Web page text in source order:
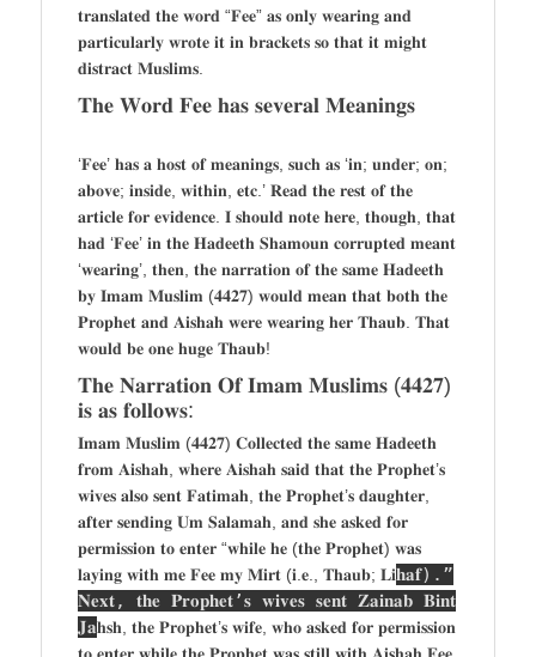
𝐭𝐫𝐚𝐧𝐬𝐥𝐚𝐭𝐞𝐝 𝐭𝐡𝐞 𝐰𝐨𝐫𝐝 “𝐅𝐞𝐞” 𝐚𝐬 𝐨𝐧𝐥𝐲 𝐰𝐞𝐚𝐫𝐢𝐧𝐠 𝐚𝐧𝐝
𝐩𝐚𝐫𝐭𝐢𝐜𝐮𝐥𝐚𝐫𝐥𝐲 𝐰𝐫𝐨𝐭𝐞 𝐢𝐭 𝐢𝐧 𝐛𝐫𝐚𝐜𝐤𝐞𝐭𝐬 𝐬𝐨 𝐭𝐡𝐚𝐭 𝐢𝐭 𝐦𝐢𝐠𝐡𝐭
𝐝𝐢𝐬𝐭𝐫𝐚𝐜𝐭 𝐌𝐮𝐬𝐥𝐢𝐦𝐬.
𝐓𝐡𝐞 𝐖𝐨𝐫𝐝 𝐅𝐞𝐞 𝐡𝐚𝐬 𝐬𝐞𝐯𝐞𝐫𝐚𝐥 𝐌𝐞𝐚𝐧𝐢𝐧𝐠𝐬
‘𝐅𝐞𝐞’ 𝐡𝐚𝐬 𝐚 𝐡𝐨𝐬𝐭 𝐨𝐟 𝐦𝐞𝐚𝐧𝐢𝐧𝐠𝐬, 𝐬𝐮𝐜𝐡 𝐚𝐬 ‘𝐢𝐧; 𝐮𝐧𝐝𝐞𝐫; 𝐨𝐧;
𝐚𝐛𝐨𝐯𝐞; 𝐢𝐧𝐬𝐢𝐝𝐞, 𝐰𝐢𝐭𝐡𝐢𝐧, 𝐞𝐭𝐜.’ 𝐑𝐞𝐚𝐝 𝐭𝐡𝐞 𝐫𝐞𝐬𝐭 𝐨𝐟 𝐭𝐡𝐞
𝐚𝐫𝐭𝐢𝐜𝐥𝐞 𝐟𝐨𝐫 𝐞𝐯𝐢𝐝𝐞𝐧𝐜𝐞. 𝐈 𝐬𝐡𝐨𝐮𝐥𝐝 𝐧𝐨𝐭𝐞 𝐡𝐞𝐫𝐞, 𝐭𝐡𝐨𝐮𝐠𝐡, 𝐭𝐡𝐚𝐭
𝐡𝐚𝐝 ‘𝐅𝐞𝐞’ 𝐢𝐧 𝐭𝐡𝐞 𝐇𝐚𝐝𝐞𝐞𝐭𝐡 𝐒𝐡𝐚𝐦𝐨𝐮𝐧 𝐜𝐨𝐫𝐫𝐮𝐩𝐭𝐞𝐝 𝐦𝐞𝐚𝐧𝐭
‘𝐰𝐞𝐚𝐫𝐢𝐧𝐠’, 𝐭𝐡𝐞𝐧, 𝐭𝐡𝐞 𝐧𝐚𝐫𝐫𝐚𝐭𝐢𝐨𝐧 𝐨𝐟 𝐭𝐡𝐞 𝐬𝐚𝐦𝐞 𝐇𝐚𝐝𝐞𝐞𝐭𝐡
𝐛𝐲 𝐈𝐦𝐚𝐦 𝐌𝐮𝐬𝐥𝐢𝐦 (𝟒𝟒𝟐𝟕) 𝐰𝐨𝐮𝐥𝐝 𝐦𝐞𝐚𝐧 𝐭𝐡𝐚𝐭 𝐛𝐨𝐭𝐡 𝐭𝐡𝐞
𝐏𝐫𝐨𝐩𝐡𝐞𝐭 𝐚𝐧𝐝 𝐀𝐢𝐬𝐡𝐚𝐡 𝐰𝐞𝐫𝐞 𝐰𝐞𝐚𝐫𝐢𝐧𝐠 𝐡𝐞𝐫 𝐓𝐡𝐚𝐮𝐛. 𝐓𝐡𝐚𝐭
𝐰𝐨𝐮𝐥𝐝 𝐛𝐞 𝐨𝐧𝐞 𝐡𝐮𝐠𝐞 𝐓𝐡𝐚𝐮𝐛!
𝐓𝐡𝐞 𝐍𝐚𝐫𝐫𝐚𝐭𝐢𝐨𝐧 𝐎𝐟 𝐈𝐦𝐚𝐦 𝐌𝐮𝐬𝐥𝐢𝐦𝐬 (𝟒𝟒𝟐𝟕)
𝐢𝐬 𝐚𝐬 𝐟𝐨𝐥𝐥𝐨𝐰𝐬:
𝐈𝐦𝐚𝐦 𝐌𝐮𝐬𝐥𝐢𝐦 (𝟒𝟒𝟐𝟕) 𝐂𝐨𝐥𝐥𝐞𝐜𝐭𝐞𝐝 𝐭𝐡𝐞 𝐬𝐚𝐦𝐞 𝐇𝐚𝐝𝐞𝐞𝐭𝐡
𝐟𝐫𝐨𝐦 𝐀𝐢𝐬𝐡𝐚𝐡, 𝐰𝐡𝐞𝐫𝐞 𝐀𝐢𝐬𝐡𝐚𝐡 𝐬𝐚𝐢𝐝 𝐭𝐡𝐚𝐭 𝐭𝐡𝐞 𝐏𝐫𝐨𝐩𝐡𝐞𝐭’𝐬
𝐰𝐢𝐯𝐞𝐬 𝐚𝐥𝐬𝐨 𝐬𝐞𝐧𝐭 𝐅𝐚𝐭𝐢𝐦𝐚𝐡, 𝐭𝐡𝐞 𝐏𝐫𝐨𝐩𝐡𝐞𝐭’𝐬 𝐝𝐚𝐮𝐠𝐡𝐭𝐞𝐫,
𝐚𝐟𝐭𝐞𝐫 𝐬𝐞𝐧𝐝𝐢𝐧𝐠 𝐔𝐦 𝐒𝐚𝐥𝐚𝐦𝐚𝐡, 𝐚𝐧𝐝 𝐬𝐡𝐞 𝐚𝐬𝐤𝐞𝐝 𝐟𝐨𝐫
𝐩𝐞𝐫𝐦𝐢𝐬𝐬𝐢𝐨𝐧 𝐭𝐨 𝐞𝐧𝐭𝐞𝐫 “𝐰𝐡𝐢𝐥𝐞 𝐡𝐞 (𝐭𝐡𝐞 𝐏𝐫𝐨𝐩𝐡𝐞𝐭) 𝐰𝐚𝐬
𝐥𝐚𝐲𝐢𝐧𝐠 𝐰𝐢𝐭𝐡 𝐦𝐞 𝐅𝐞𝐞 𝐦𝐲 𝐌𝐢𝐫𝐭 (𝐢.𝐞., 𝐓𝐡𝐚𝐮𝐛; 𝐋𝐢𝐡𝐚𝐟).”
𝐍𝐞𝐱𝐭, 𝐭𝐡𝐞 𝐏𝐫𝐨𝐩𝐡𝐞𝐭’𝐬 𝐰𝐢𝐯𝐞𝐬 𝐬𝐞𝐧𝐭 𝐙𝐚𝐢𝐧𝐚𝐛 𝐁𝐢𝐧𝐭
𝐉𝐚𝐡𝐬𝐡, 𝐭𝐡𝐞 𝐏𝐫𝐨𝐩𝐡𝐞𝐭’𝐬 𝐰𝐢𝐟𝐞, 𝐰𝐡𝐨 𝐚𝐬𝐤𝐞𝐝 𝐟𝐨𝐫 𝐩𝐞𝐫𝐦𝐢𝐬𝐬𝐢𝐨𝐧